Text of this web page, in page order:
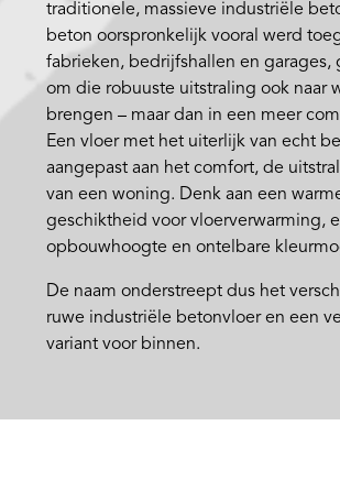
traditionele, massieve industriële
beton oorspronkelijk vooral werd
fabrieken, bedrijfshallen en garages,
om die robuuste uitstraling ook naar
brengen – maar dan in een meer
Een vloer met het uiterlijk van echt
aangepast aan het comfort, de
van een woning. Denk aan een
geschiktheid voor vloerverwarming,
opbouwhoogte en ontelbare
De naam onderstreept dus het
ruwe industriële betonvloer en een
variant voor binnen.